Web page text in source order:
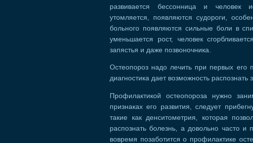
развивается бессонница и человек
утомляется, появляются судороги,
больного появляются сильные боли в
уменьшается рост, человек
запястья и даже позвоночника.
Остеопороз надо лечить при первых его
диагностика дает возможность
Профилактикой остеопороза нужно
признаках его развития, следует
такие как денситометрия, которая
распознать болезнь, а довольно часто и
вовремя позаботится о профилактике